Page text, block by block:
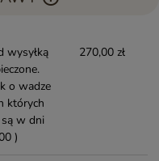
wysyłką
o wadze
których
są w dni
)
270,00 zł